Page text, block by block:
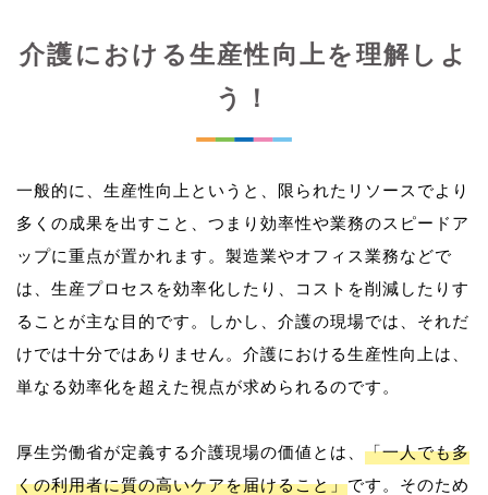
介護における生産性向上を理解しよ
う！
一般的に、生産性向上というと、限られたリソースでより
多くの成果を出すこと、つまり効率性や業務のスピードア
ップに重点が置かれます。製造業やオフィス業務などで
は、生産プロセスを効率化したり、コストを削減したりす
ることが主な目的です。しかし、介護の現場では、それだ
けでは十分ではありません。介護における生産性向上は、
単なる効率化を超えた視点が求められるのです。
厚生労働省が定義する介護現場の価値とは、 「一人でも多
くの利用者に質の高いケアを届けること」です。そのため